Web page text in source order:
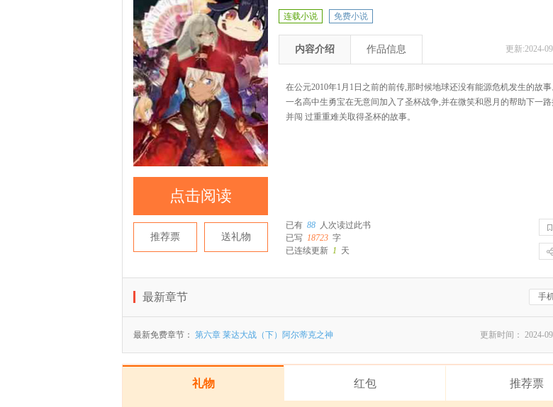
点击阅读
推荐票 送礼物
连载小说 免费小说
更新:2024-
内容介绍 作品信息
在公元2010年1月1日之前的前传,那时候地球还没有能源危机发生的故
一名高中生勇宝在无意间加入了圣杯战争,并在微笑和恩月的帮助下一
并闯 过重重难关取得圣杯的故事。
已有 88 人次读过此书
已写 18723 字
已连续更新 1 天
手
最新章节
更新时间： 2024-
最新免费章节： 第六章 莱达大战（下）阿尔蒂克之神
礼物 红包 推荐票